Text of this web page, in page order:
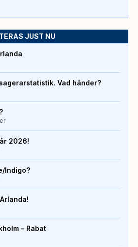
JUST NU
Vad händer?
2026!
Indigo?
– Rabat